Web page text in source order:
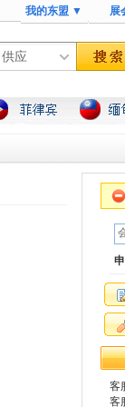
我的东盟 ▼ 展
客
客